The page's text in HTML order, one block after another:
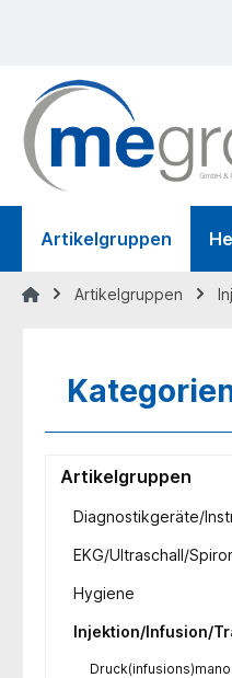
Artikelgruppen
Artikelgruppen
Artikelgruppen
Diagnostikgeräte/
EKG/Ultraschall/
Hygiene
Injektion/Infusion/